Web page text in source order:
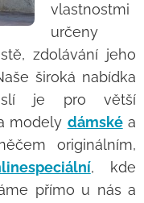
vlastnostmi
určeny
zdolávání jeho
široká nabídka
je pro větší
modely dámskéa
originálním,
, kde
přímo u nás a